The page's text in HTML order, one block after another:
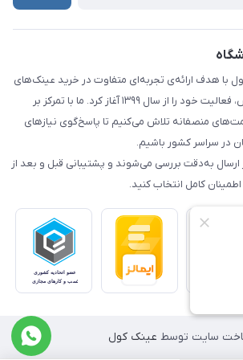
با هدف ارائه‌ی تجربه‌ای متفاوت در خرید عینک‌های
طبی، آفتابی و کاربری خاص، فعالیت خود را از سال ۱۳۹۹ آغاز کرد. ما با تمرکز بر
منصفانه تلاش می‌کنیم تا پاسخ‌گوی نیازهای
در سراسر کشور باشیم.
به‌دقت بررسی می‌شوند و پشتیبانی قبل و بعد از
کامل انتخاب کنید.
سایت توسط عینک کول